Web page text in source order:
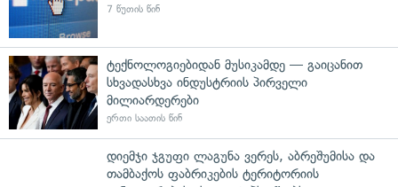
7 წუთის წინ
ტექნოლოგიებიდან მუსიკამდე — გაიცანით
სხვადასხვა ინდუსტრიის პირველი
მილიარდერები
ერთი საათის წინ
დიემჯი ჯგუფი ლაგუნა ვერეს, აბრეშუმისა და
თამბაქოს ფაბრიკების ტერიტორიის